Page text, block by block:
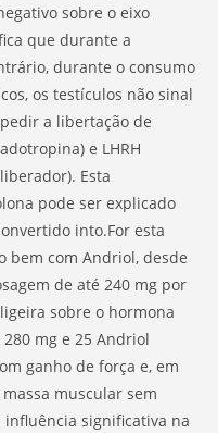
sobre o eixo
que durante a
durante o consumo
os testículos não sinal
a libertação de
e LHRH
Esta
pode ser explicado
into.For esta
bem com Andriol, desde
de até 240 mg por
sobre o hormona
mg e 25 Andriol
ganho de força e, em
muscular sem
influência significativa na